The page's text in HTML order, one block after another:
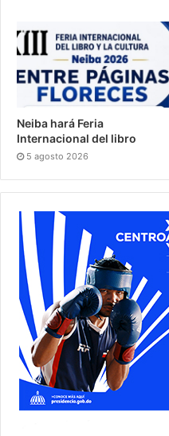
Neiba hará Feria
Internacional del libro
5 agosto 2026